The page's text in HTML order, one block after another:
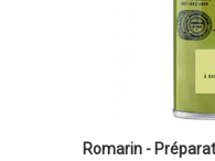
Romarin -